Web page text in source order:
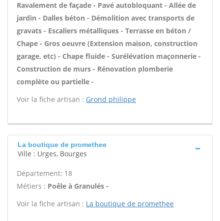
Ravalement de façade - Pavé autobloquant - Allée de
jardin - Dalles béton - Démolition avec transports de
gravats - Escaliers métalliques - Terrasse en béton /
Chape - Gros oeuvre (Extension maison, construction
garage, etc) - Chape fluide - Surélévation maçonnerie -
Construction de murs - Rénovation plomberie
complète ou partielle -
Voir la fiche artisan : Grond philippe
La boutique de promethee
Ville : Urges, Bourges
Département: 18
Métiers : Poêle à Granulés -
Voir la fiche artisan : La boutique de promethee